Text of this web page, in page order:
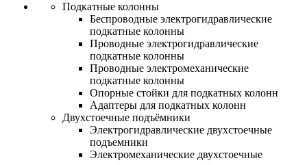
Подкатные колонны
Беспроводные электрогидравлические
подкатные колонны
Проводные электрогидравлические
подкатные колонны
Проводные электромеханические
подкатные колонны
Опорные стойки для подкатных колонн
Адаптеры для подкатных колонн
Двухстоечные подъёмники
Электрогидравлические двухстоечные
подъемники
Электромеханические двухстоечные